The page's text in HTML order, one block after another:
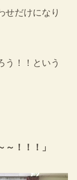
せだけになり
う！！という
～！！！」